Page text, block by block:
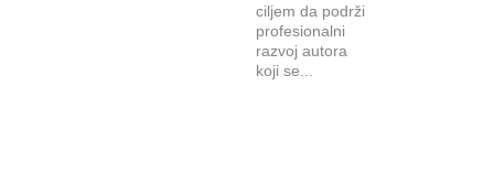
ciljem da podrži
profesionalni
razvoj autora
koji se...